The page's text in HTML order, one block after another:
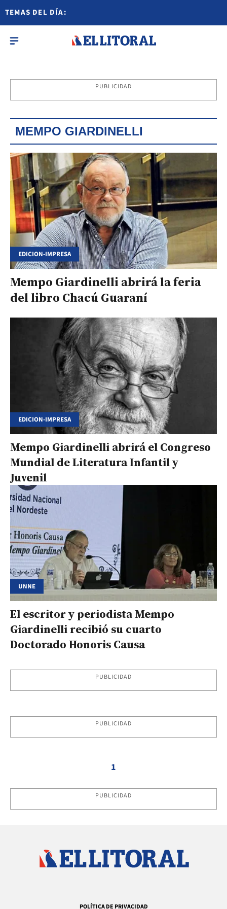
TEMAS DEL DÍA:
PUBLICIDAD
MEMPO GIARDINELLI
EDICION-IMPRESA
Mempo Giardinelli abrirá la feria
del libro Chacú Guaraní
EDICION-IMPRESA
Mempo Giardinelli abrirá el Congreso
Mundial de Literatura Infantil y
Juvenil
UNNE
El escritor y periodista Mempo
Giardinelli recibió su cuarto
Doctorado Honoris Causa
PUBLICIDAD
PUBLICIDAD
1
PUBLICIDAD
POLÍTICA DE PRIVACIDAD